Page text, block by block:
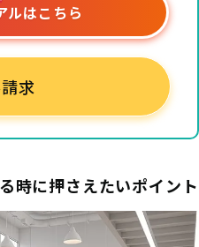
求
ルはこちら
時に押さえたいポイント